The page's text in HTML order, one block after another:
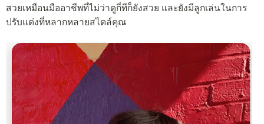
สวยเหมือนมืออาชีพที่ไม่ว่าดูกี่ทีก็ยังสวย และยังมีลูกเล่นในการ
ปรับแต่งที่หลากหลายสไตล์คุณ